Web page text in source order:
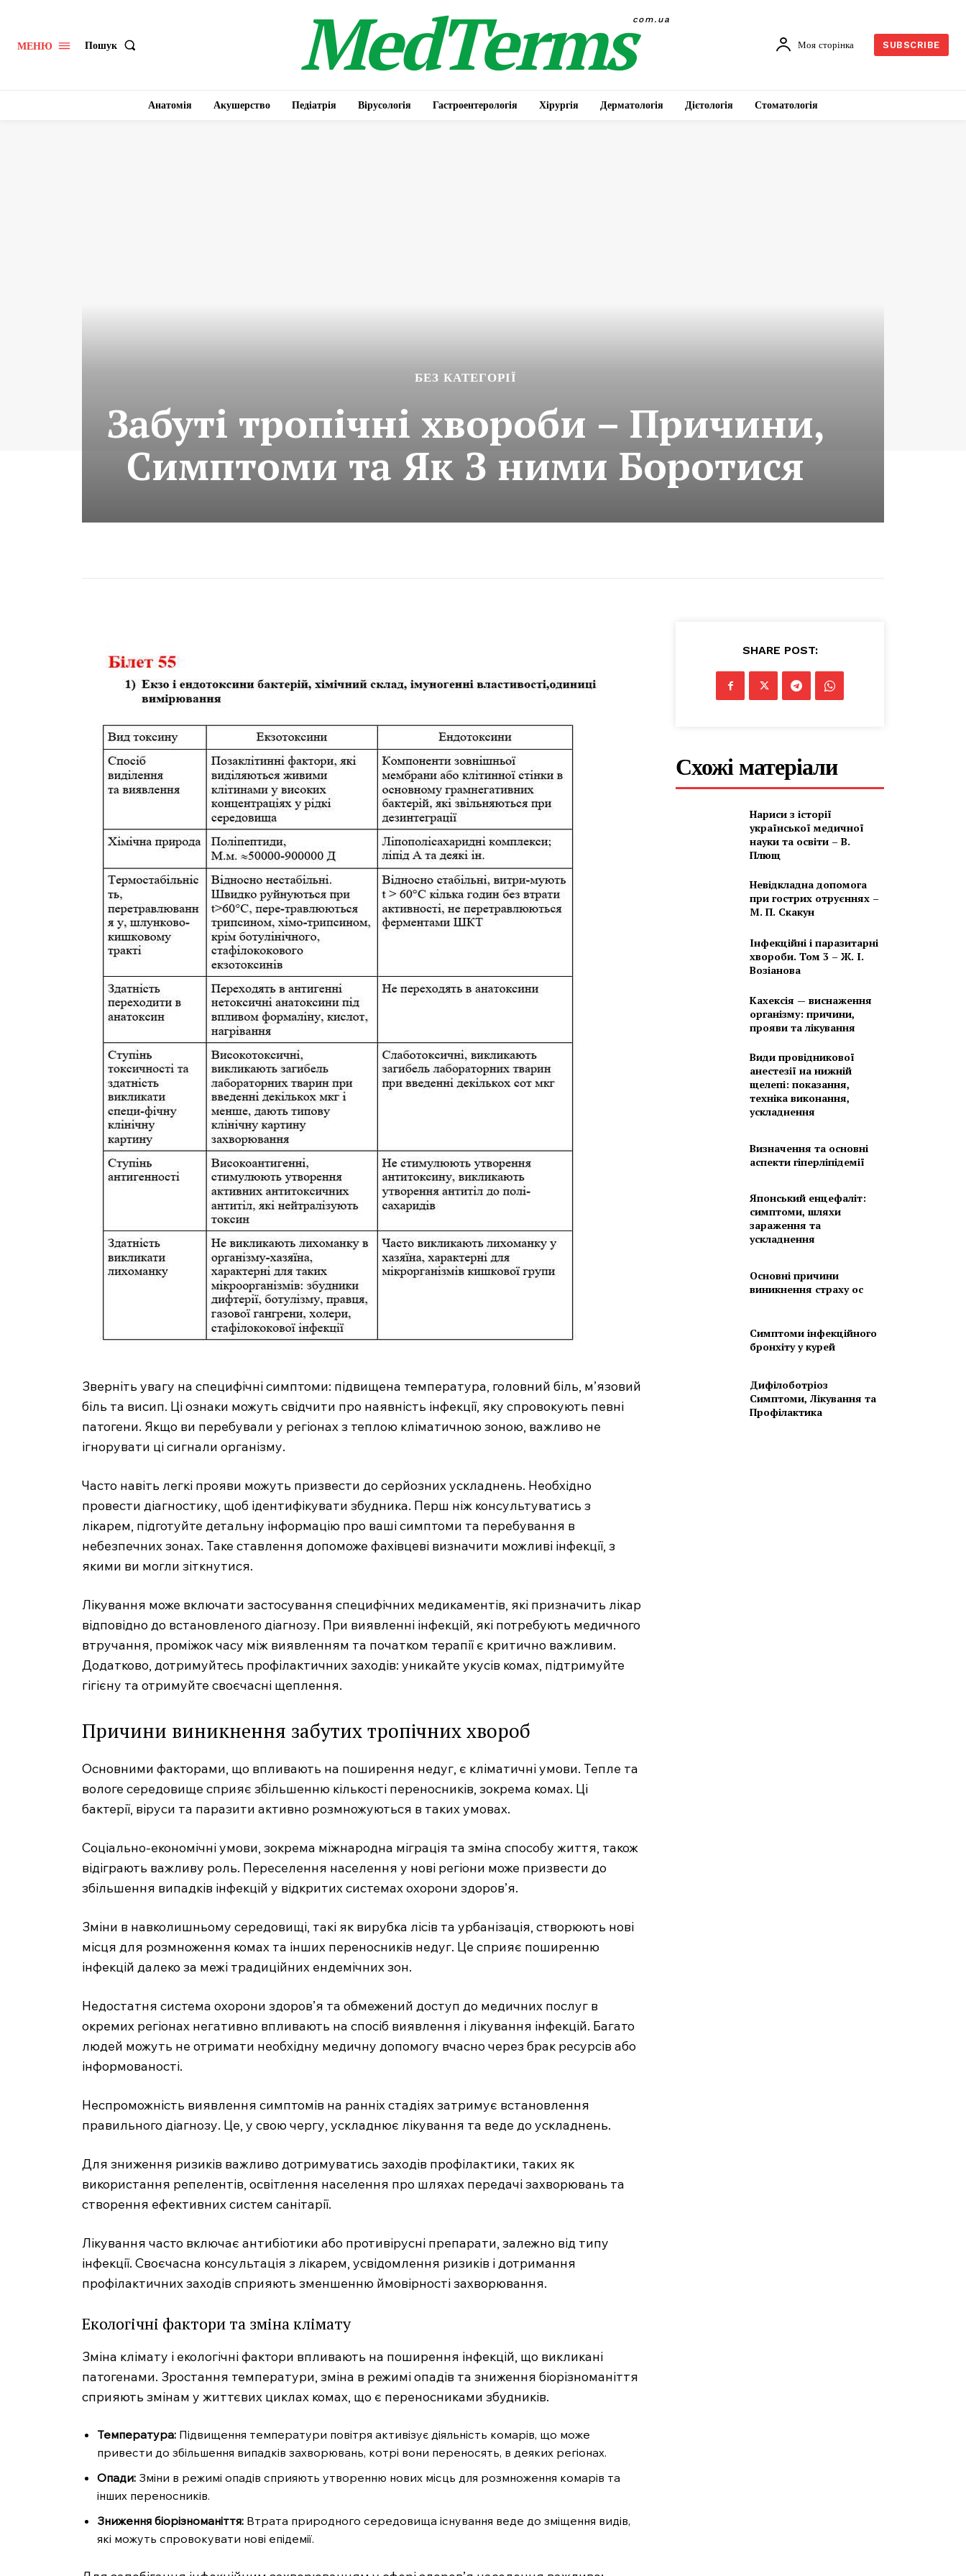
MedTerms.com.ua
професійний медичний
портал
SUBSCRIBE NOW
Company
Контакти
Підписка
Мій акаунт
Медичні книги
МЕНЮ Пошук MedTermscom.ua
Моя сторінка SUBSCRIBE
Анатомія Акушерство Педіатрія Вірусологія Гастроентерологія Хірургія Дерматологія Дієтологія Стоматологія
БЕЗ КАТЕГОРІЇ
Забуті тропічні хвороби – Причини,
Симптоми та Як З ними Боротися
Зверніть увагу на специфічні симптоми: підвищена температура, головний біль, м’язовий
біль та висип. Ці ознаки можуть свідчити про наявність інфекції, яку спровокують певні
патогени. Якщо ви перебували у регіонах з теплою кліматичною зоною, важливо не
ігнорувати ці сигнали організму.
Часто навіть легкі прояви можуть призвести до серйозних ускладнень. Необхідно
провести діагностику, щоб ідентифікувати збудника. Перш ніж консультуватись з
лікарем, підготуйте детальну інформацію про ваші симптоми та перебування в
небезпечних зонах. Таке ставлення допоможе фахівцеві визначити можливі інфекції, з
якими ви могли зіткнутися.
Лікування може включати застосування специфічних медикаментів, які призначить лікар
відповідно до встановленого діагнозу. При виявленні інфекцій, які потребують медичного
втручання, проміжок часу між виявленням та початком терапії є критично важливим.
Додатково, дотримуйтесь профілактичних заходів: уникайте укусів комах, підтримуйте
гігієну та отримуйте своєчасні щеплення.
Причини виникнення забутих тропічних хвороб
Основними факторами, що впливають на поширення недуг, є кліматичні умови. Тепле та
вологе середовище сприяє збільшенню кількості переносників, зокрема комах. Ці
бактерії, віруси та паразити активно розмножуються в таких умовах.
Соціально-економічні умови, зокрема міжнародна міграція та зміна способу життя, також
відіграють важливу роль. Переселення населення у нові регіони може призвести до
збільшення випадків інфекцій у відкритих системах охорони здоров’я.
Зміни в навколишньому середовищі, такі як вирубка лісів та урбанізація, створюють нові
місця для розмноження комах та інших переносників недуг. Це сприяє поширенню
інфекцій далеко за межі традиційних ендемічних зон.
Недостатня система охорони здоров’я та обмежений доступ до медичних послуг в
окремих регіонах негативно впливають на спосіб виявлення і лікування інфекцій. Багато
людей можуть не отримати необхідну медичну допомогу вчасно через брак ресурсів або
інформованості.
Неспроможність виявлення симптомів на ранніх стадіях затримує встановлення
правильного діагнозу. Це, у свою чергу, ускладнює лікування та веде до ускладнень.
Для зниження ризиків важливо дотримуватись заходів профілактики, таких як
використання репелентів, освітлення населення про шляхах передачі захворювань та
створення ефективних систем санітарії.
Лікування часто включає антибіотики або противірусні препарати, залежно від типу
інфекції. Своєчасна консультація з лікарем, усвідомлення ризиків і дотримання
профілактичних заходів сприяють зменшенню ймовірності захворювання.
Екологічні фактори та зміна клімату
Зміна клімату і екологічні фактори впливають на поширення інфекцій, що викликані
патогенами. Зростання температури, зміна в режимі опадів та зниження біорізноманіття
сприяють змінам у життєвих циклах комах, що є переносниками збудників.
Температура: Підвищення температури повітря активізує діяльність комарів, що може
привести до збільшення випадків захворювань, котрі вони переносять, в деяких регіонах.
Опади: Зміни в режимі опадів сприяють утворенню нових місць для розмноження комарів та
інших переносників.
Зниження біорізноманіття: Втрата природного середовища існування веде до зміщення видів,
які можуть спровокувати нові епідемії.
SHARE POST:
Схожі матеріали
Нариси з історії
української медичної
науки та освіти – В.
Плющ
Невідкладна допомога
при гострих отруєннях –
М. П. Скакун
Інфекційні і паразитарні
хвороби. Том 3 – Ж. І.
Возіанова
Кахексія — виснаження
організму: причини,
прояви та лікування
Види провідникової
анестезії на нижній
щелепі: показання,
техніка виконання,
ускладнення
Визначення та основні
аспекти гіперліпідемії
Японський енцефаліт:
симптоми, шляхи
зараження та
ускладнення
Основні причини
виникнення страху ос
Симптоми інфекційного
бронхіту у курей
Дифілоботріоз
Симптоми, Лікування та
Профілактика